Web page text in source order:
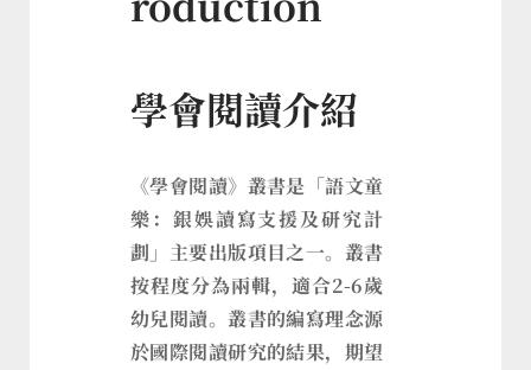
學會閱讀介紹
《學會閱讀》叢書是「語文童
樂：銀娛讀寫支援及研究計
劃」主要出版項目之一。叢書
按程度分為兩輯，適合2-6歲
幼兒閱讀。叢書的編寫理念源
於國際閱讀研究的結果，期望